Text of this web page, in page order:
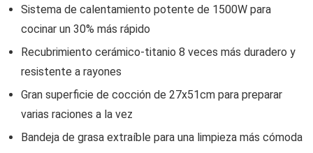
Sistema de calentamiento potente de 1500W para
cocinar un 30% más rápido
Recubrimiento cerámico-titanio 8 veces más duradero y
resistente a rayones
Gran superficie de cocción de 27x51cm para preparar
varias raciones a la vez
Bandeja de grasa extraíble para una limpieza más cómoda